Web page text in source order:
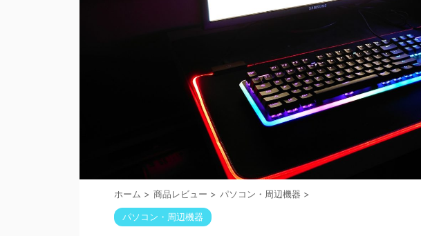
ホーム > 商品レビュー > パソコン・周辺機器 >
パソコン・周辺機器